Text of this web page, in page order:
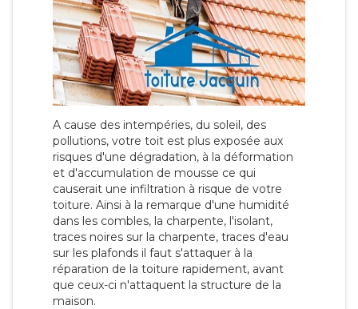
A cause des intempéries, du soleil, des
pollutions, votre toit est plus exposée aux
risques d'une dégradation, à la déformation
et d'accumulation de mousse ce qui
causerait une infiltration à risque de votre
toiture. Ainsi à la remarque d'une humidité
dans les combles, la charpente, l'isolant,
traces noires sur la charpente, traces d'eau
sur les plafonds il faut s'attaquer à la
réparation de la toiture rapidement, avant
que ceux-ci n'attaquent la structure de la
maison.